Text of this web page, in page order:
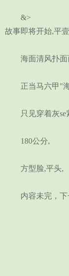
&>
故事即将开始,平
海面清风扑面
正当马六甲"海
只见穿着灰se
180公分,
方型脸,平头,
内容未完，下